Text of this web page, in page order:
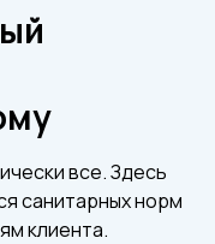
все. Здесь
санитарных норм
клиента.